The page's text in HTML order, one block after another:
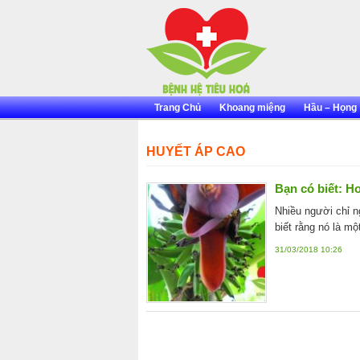
Trang Chủ Khoang miệng Hầu – Họng
HUYẾT ÁP CAO
Bạn có biết:
Nhiều người chỉ
biết rằng nó là
31/03/2018 10:26